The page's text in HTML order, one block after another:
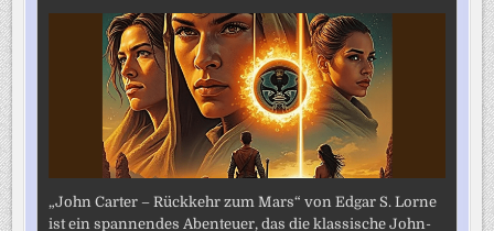
„John Carter – Rückkehr zum Mars“ von Edgar S. Lorne
ist ein spannendes Abenteuer, das die klassische John-